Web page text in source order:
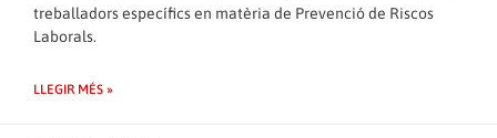
treballadors específics en matèria de Prevenció de Riscos
Laborals.
LLEGIR MÉS »